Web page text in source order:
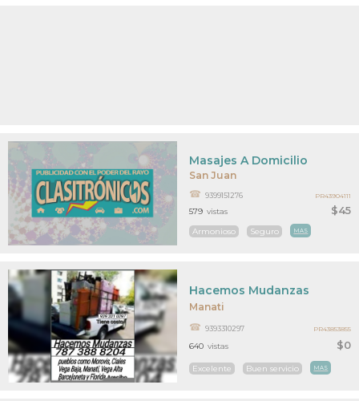
San Juan
$45
Masajes A Domicilio
9399151276
Armonioso Seguro MAS
579 vistas
PR43904111
Manati
$0
Hacemos Mudanzas
9393310297
Excelente Buen servicio MAS
640 vistas
PR43853855